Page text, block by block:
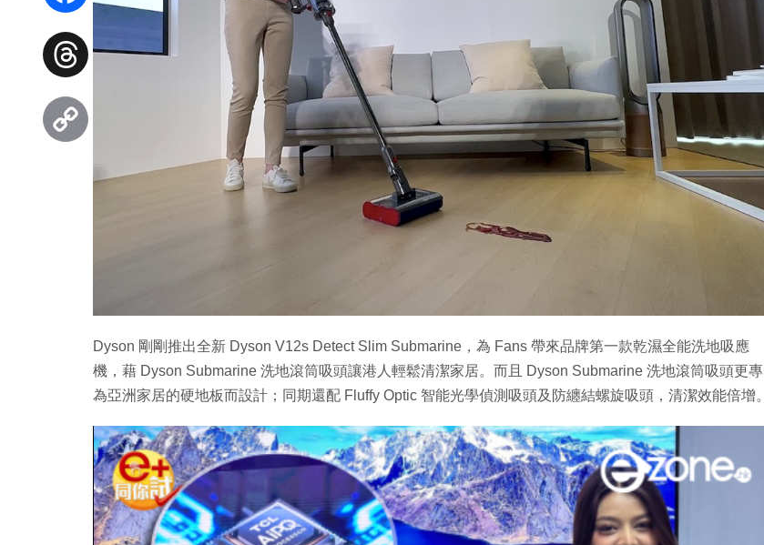
Dyson 剛剛推出全新 Dyson V12s Detect Slim Submarine，為 Fans 帶來品牌第一款乾濕全能洗地吸應
機，藉 Dyson Submarine 洗地滾筒吸頭讓港人輕鬆清潔家居。而且 Dyson Submarine 洗地滾筒吸頭更專
為亞洲家居的硬地板而設計；同期還配 Fluffy Optic 智能光學偵測吸頭及防纏結螺旋吸頭，清潔效能倍增。
Facebook
Threads
Copy